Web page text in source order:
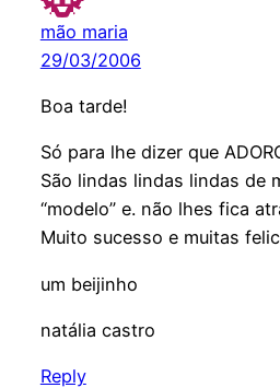
mão maria
29/03/2006
Boa tarde!
Só para lhe dizer que
São lindas lindas lindas de
“modelo” e. não lhes fica
Muito sucesso e muitas
um beijinho
natália castro
Reply